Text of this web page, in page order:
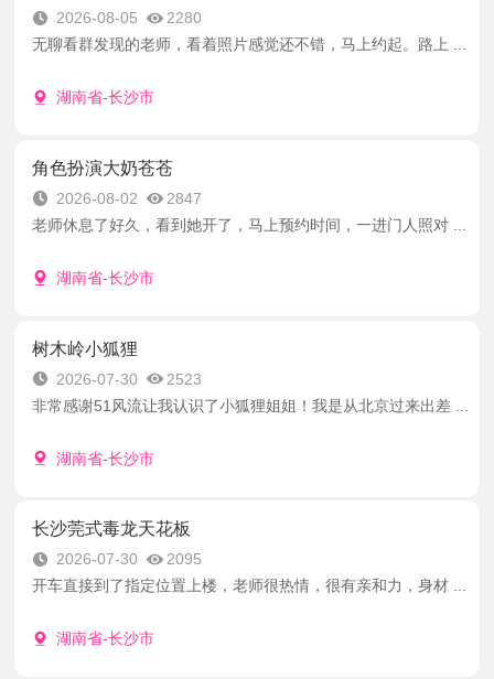
2026-08-05
2280
无聊看群发现的老师，看着照片感觉还不错，马上约起。路上 ...
湖南省-长沙市
角色扮演大奶苍苍
2026-08-02
2847
老师休息了好久，看到她开了，马上预约时间，一进门人照对 ...
湖南省-长沙市
树木岭小狐狸
2026-07-30
2523
非常感谢51风流让我认识了小狐狸姐姐！我是从北京过来出差 ...
湖南省-长沙市
长沙莞式毒龙天花板
2026-07-30
2095
开车直接到了指定位置上楼，老师很热情，很有亲和力，身材 ...
湖南省-长沙市